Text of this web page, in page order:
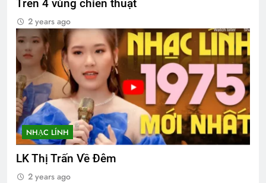
Trên 4 vùng chiến thuật
2 years ago
NHẠC LÍNH
LK Thị Trấn Về Đêm
2 years ago